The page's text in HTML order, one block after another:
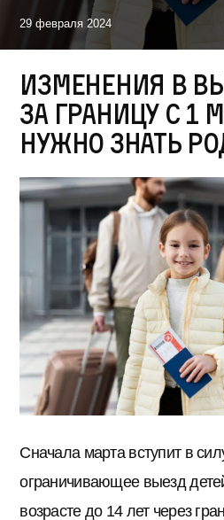
29 февраля 2024
Изменения в
за границу с 1
нужно знать
Сначала марта вступит в
ограничивающее выезд
возрасте до 14 лет через